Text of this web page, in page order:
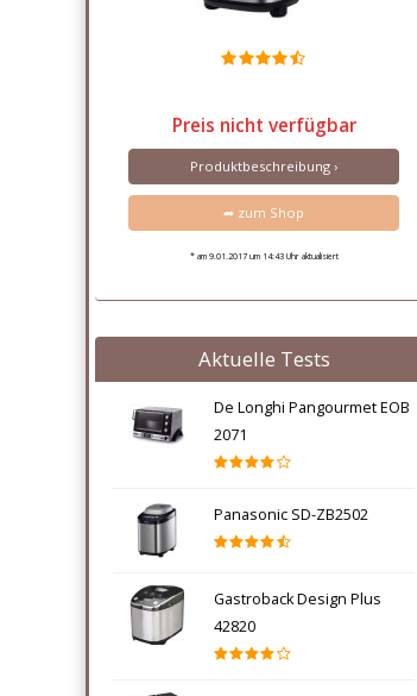
Preis nicht verfügbar
Produktbeschreibung ›
➦ zum Shop
* am 9.01.2017 um 14:43 Uhr aktualisiert
Aktuelle Tests
De Longhi Pangourmet EOB
2071
Panasonic SD-ZB2502
Gastroback Design Plus
42820